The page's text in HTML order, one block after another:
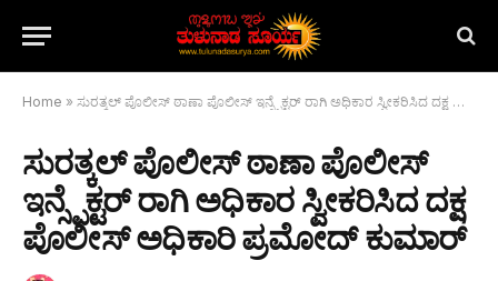
Home » ಸುರತ್ಕಲ್ ಪೊಲೀಸ್ ಠಾಣಾ ಪೊಲೀಸ್ ಇನ್ಸ್ಪೆಕ್ಟರ್ ರಾಗಿ ಅಧಿಕಾರ ಸ್ವೀಕರಿಸಿದ ದಕ್ಷ ಪೊಲೀಸ್ ಅಧಿಕಾರಿ ಪ್ರಮೋದ್ ಕುಮಾರ್
ಸುರತ್ಕಲ್ ಪೊಲೀಸ್ ಠಾಣಾ ಪೊಲೀಸ್
ಇನ್ಸ್ಪೆಕ್ಟರ್ ರಾಗಿ ಅಧಿಕಾರ ಸ್ವೀಕರಿಸಿದ ದಕ್ಷ
ಪೊಲೀಸ್ ಅಧಿಕಾರಿ ಪ್ರಮೋದ್ ಕುಮಾರ್